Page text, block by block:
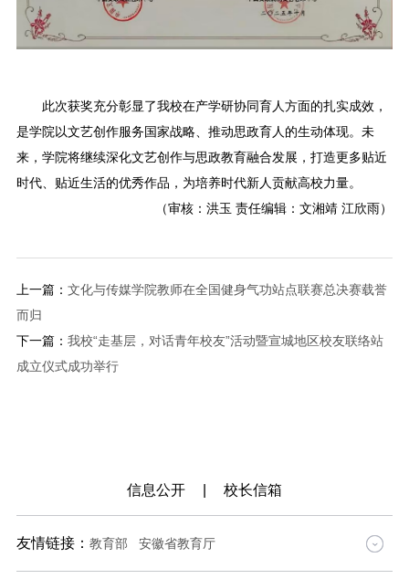
此次获奖充分彰显了我校在产学研协同育人方面的扎实成效，
是学院以文艺创作服务国家战略、推动思政育人的生动体现。未
来，学院将继续深化文艺创作与思政教育融合发展，打造更多贴近
时代、贴近生活的优秀作品，为培养时代新人贡献高校力量。
（审核：洪玉 责任编辑：文湘靖 江欣雨）
上一篇： 文化与传媒学院教师在全国健身气功站点联赛总决赛载誉
而归
下一篇： 我校“走基层，对话青年校友”活动暨宣城地区校友联络站
成立仪式成功举行
信息公开 校长信箱
友情链接： 教育部
安徽省教育厅
中国高等教育学生信息网
中国大学MOOC